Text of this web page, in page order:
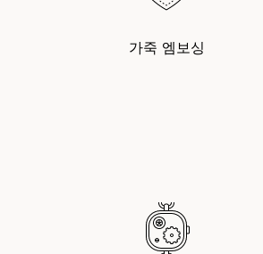
가죽 엠보싱